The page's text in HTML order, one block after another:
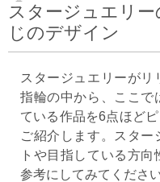
スタージュエリ
じのデザイン
スタージュエリーが
指輪の中から、ここで
ている作品を6点ほど
ご紹介します。スタ
トや目指している方
参考にしてみてください